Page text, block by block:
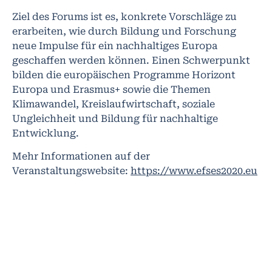
Ziel des Forums ist es, konkrete Vorschläge zu
erarbeiten, wie durch Bildung und Forschung
neue Impulse für ein nachhaltiges Europa
geschaffen werden können. Einen Schwerpunkt
bilden die europäischen Programme Horizont
Europa und Erasmus+ sowie die Themen
Klimawandel, Kreislaufwirtschaft, soziale
Ungleichheit und Bildung für nachhaltige
Entwicklung.
Mehr Informationen auf der
Veranstaltungswebsite: https://www.efses2020.eu